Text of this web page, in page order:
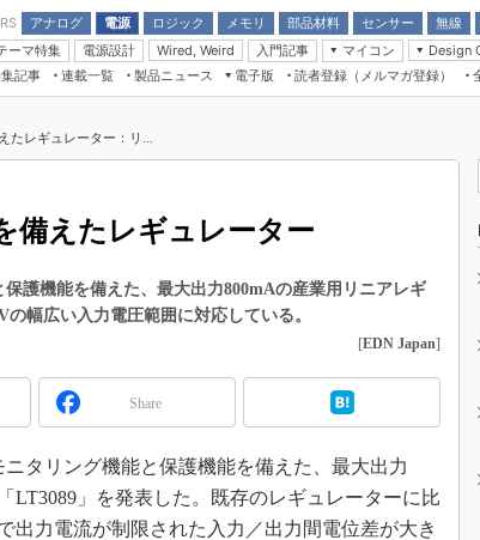
アナログ
電源
ロジック
メモリ
部品材料
受動部品
センサー 無線
アナログ機能回
計測とテスト
ーマ特集
電源設計 Wired, Weird
入門記事
モーター入門
マイコン
マイコン講座
Design
計測機器
CEATEC
組込み/エッジコンピューティ
人とくるま展
Microchip情報
記事
連載一覧
コン
識
ノイ
製品ニュース
電子版
子ブックレット
読者登録（メルマガ登録）
たレギュレーター：リ...
備えたレギュレーター
護機能を備えた、最大出力800mAの産業用リニアレギ
幅広い入力電圧範囲に対応している。
[EDN Japan]
Share
タリング機能と保護機能を備えた、最大出力
LT3089」を発表した。既存のレギュレーターに比
出力電流が制限された入力／出力間電位差が大き